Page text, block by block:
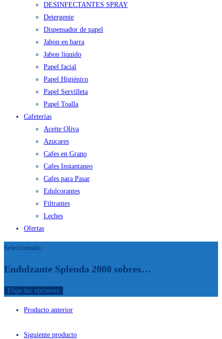
DESINFECTANTES SPRAY
Detergente
Dispensador de papel
Jabon en barra
Jabon liquido
Papel facial
Papel Higiénico
Papel Servilleta
Papel Toalla
Cafeterías
Aceite Oliva
Azucares
Cafes en Grano
Cafes Instantaneo
Cafes para Pasar
Edulcorantes
Filtrantes
Leches
Ofertas
Seleccionado:
Endulzante Splenda 2000 sobres…
Elige las opciones
Producto anterior
Siguiente producto